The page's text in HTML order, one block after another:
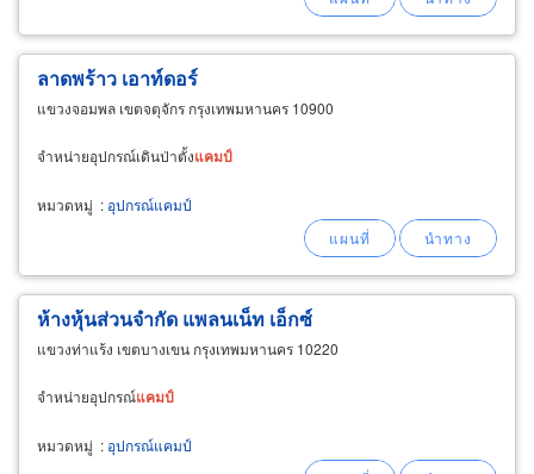
ลาดพร้าว เอาท์ดอร์
แขวงจอมพล เขตจตุจักร กรุงเทพมหานคร 10900
จำหน่ายอุปกรณ์เดินป่าตั้งแคมป์
หมวดหมู่ : อุปกรณ์แคมป์
ห้างหุ้นส่วนจำกัด แพลนเน็ท เอ็กซ์
แขวงท่าแร้ง เขตบางเขน กรุงเทพมหานคร 10220
จำหน่ายอุปกรณ์แคมป์
หมวดหมู่ : อุปกรณ์แคมป์